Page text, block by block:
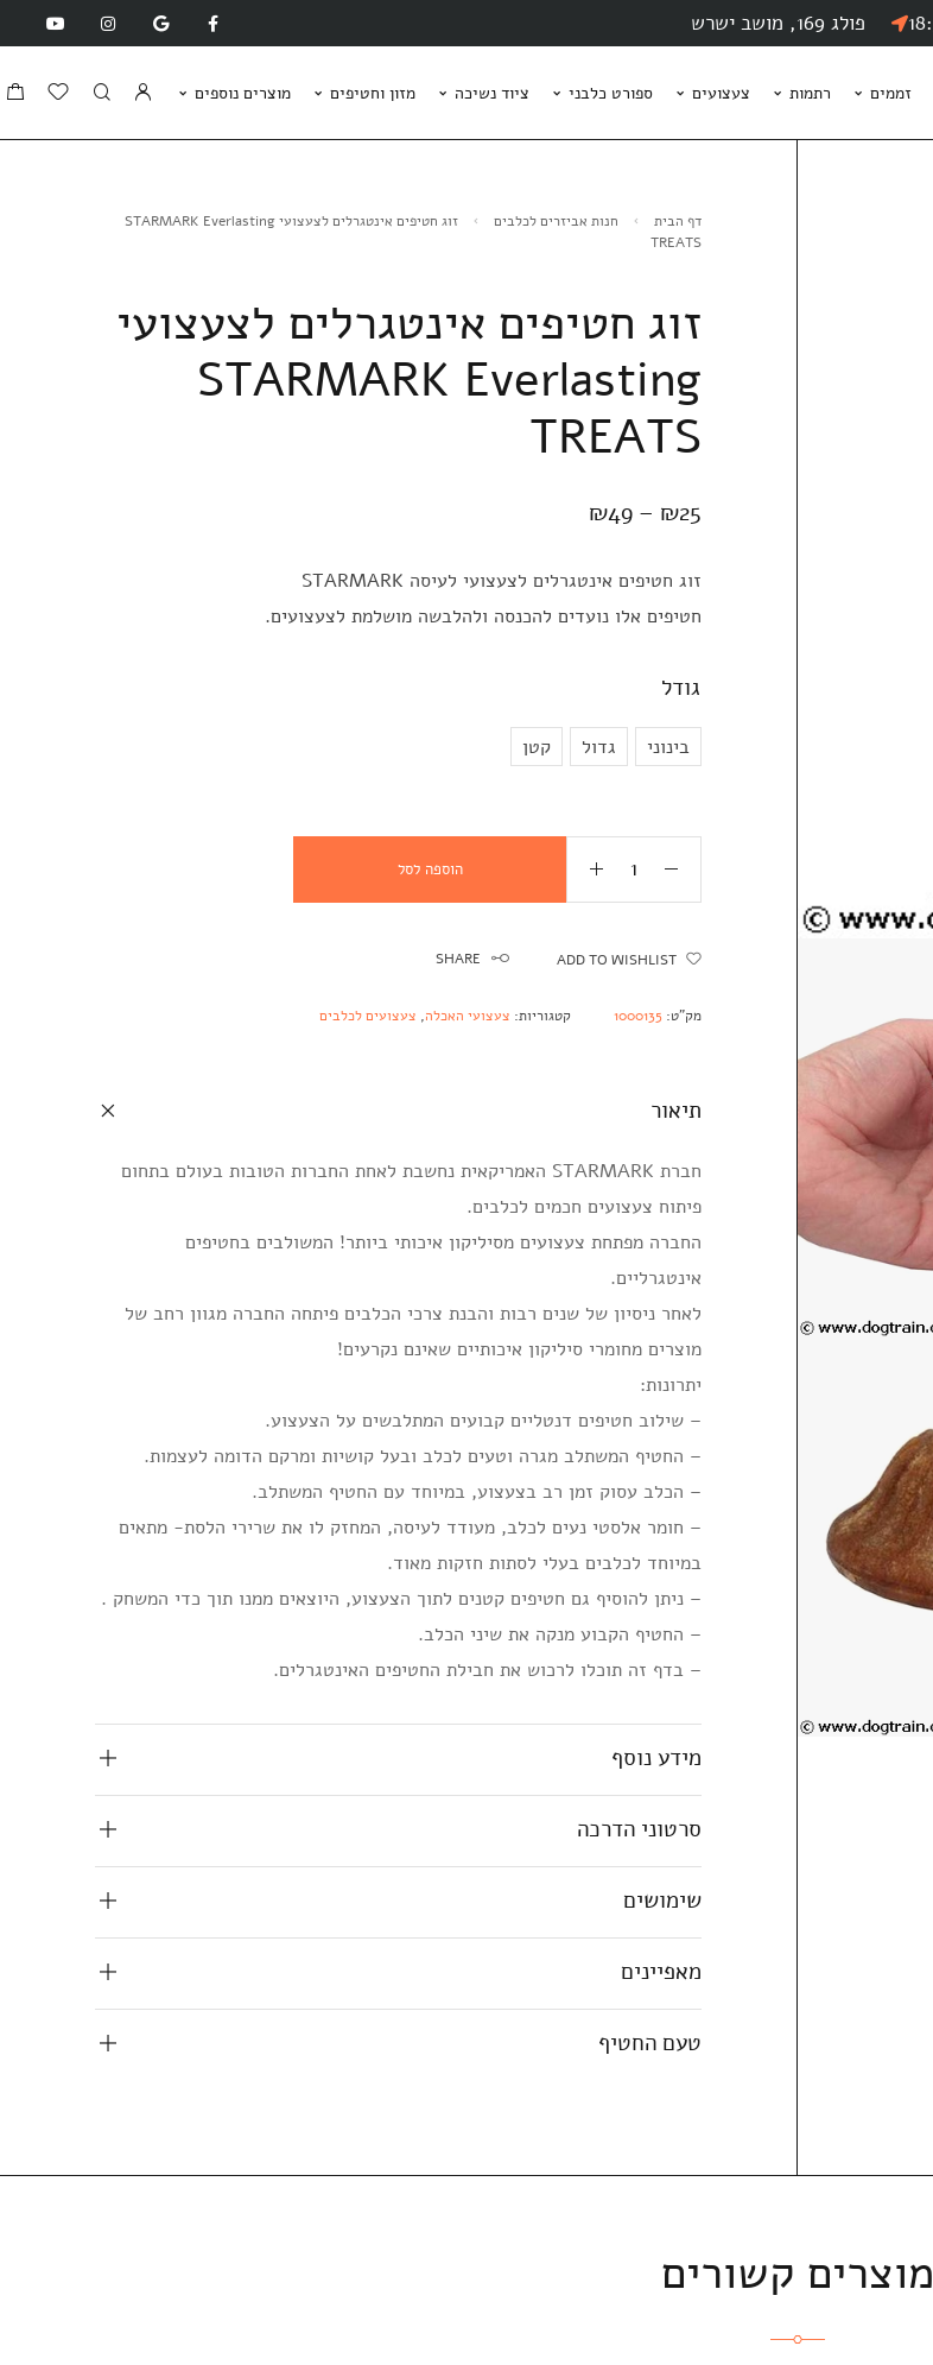
פולג 169, מושב ישרש
זממים רתמות צעצועים ספורט כלבני ציוד נשיכה מזון וחטיפים מוצרים נוספים
דף הבית חנות אביזרים לכלבים
זוג חטיפים אינטגרלים לצעצועי STARMARK Everlasting
TREATS
זוג חטיפים אינטגרלים לצעצועי
STARMARK Everlasting
TREATS
₪25
–
₪49
זוג חטיפים אינטגרלים לצעצועי לעיסה STARMARK
חטיפים אלו נועדים להכנסה ולהלבשה מושלמת לצעצועים.
גודל
בינוני גדול קטן
הוספה לסל
ADD TO WISHLIST
SHARE
מק"ט: 1000135 קטגוריות: צעצועי האכלה, צעצועים לכלבים
תיאור
חברת STARMARK האמריקאית נחשבת לאחת החברות הטובות בעולם בתחום
פיתוח צעצועים חכמים לכלבים.
החברה מפתחת צעצועים מסיליקון איכותי ביותר! המשולבים בחטיפים
אינטגרליים.
לאחר ניסיון של שנים רבות והבנת צרכי הכלבים פיתחה החברה מגוון רחב של
מוצרים מחומרי סיליקון איכותיים שאינם נקרעים!
יתרונות:
– שילוב חטיפים דנטליים קבועים המתלבשים על הצעצוע.
– החטיף המשתלב מגרה וטעים לכלב ובעל קושיות ומרקם הדומה לעצמות.
– הכלב עסוק זמן רב בצעצוע, במיוחד עם החטיף המשתלב.
– חומר אלסטי נעים לכלב, מעודד לעיסה, המחזק לו את שרירי הלסת- מתאים
במיוחד לכלבים בעלי לסתות חזקות מאוד.
– ניתן להוסיף גם חטיפים קטנים לתוך הצעצוע, היוצאים ממנו תוך כדי המשחק .
– החטיף הקבוע מנקה את שיני הכלב.
– בדף זה תוכלו לרכוש את חבילת החטיפים האינטגרלים.
מידע נוסף
סרטוני הדרכה
שימושים
מאפיינים
טעם החטיף
מוצרים קשורים